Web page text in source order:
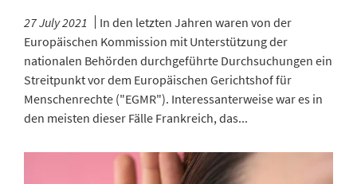
27 July 2021
In den letzten Jahren waren von der
Europäischen Kommission mit Unterstützung der
nationalen Behörden durchgeführte Durchsuchungen ein
Streitpunkt vor dem Europäischen Gerichtshof für
Menschenrechte ("EGMR"). Interessanterweise war es in
den meisten dieser Fälle Frankreich, das...